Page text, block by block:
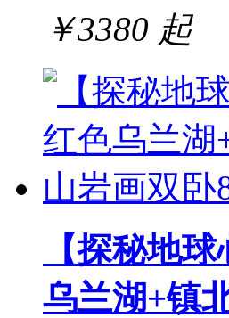
￥3380 起
【探秘地
乌兰湖+镇